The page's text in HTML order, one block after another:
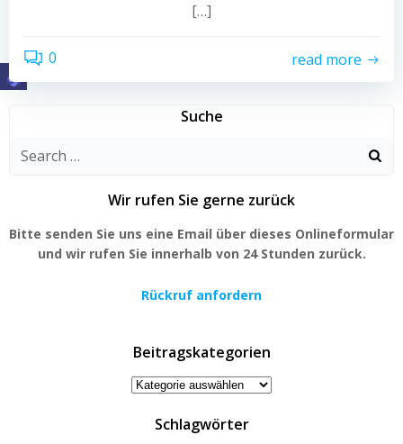
[…]
0 read more
Suche
Search
Wir rufen Sie gerne zurück
Bitte senden Sie uns eine Email über dieses Onlineformular
und wir rufen Sie innerhalb von 24 Stunden zurück.
Rückruf anfordern
Beitragskategorien
Beitragskategorien
Schlagwörter